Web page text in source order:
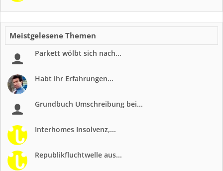
Meistgelesene Themen
Parkett wölbt sich nach...
Habt ihr Erfahrungen...
Grundbuch Umschreibung bei...
Interhomes Insolvenz,...
Republikfluchtwelle aus...